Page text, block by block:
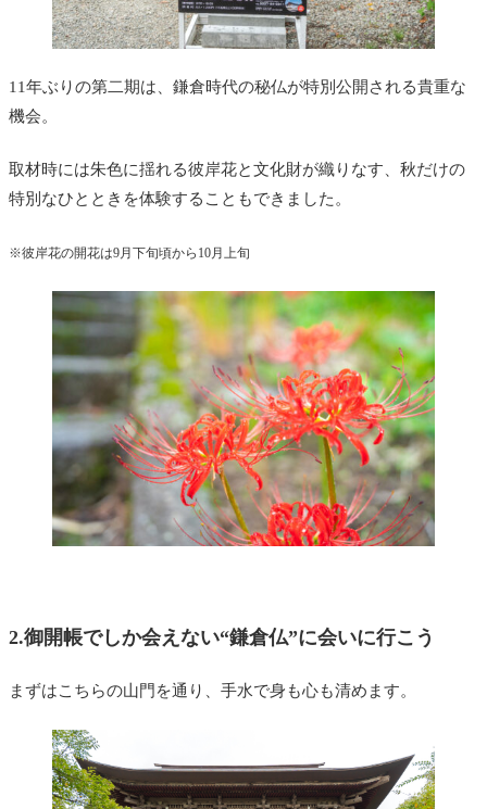
11年ぶりの第二期は、鎌倉時代の秘仏が特別公開される貴重な
機会。
取材時には朱色に揺れる彼岸花と文化財が織りなす、秋だけの
特別なひとときを体験することもできました。
※彼岸花の開花は9月下旬頃から10月上旬
2.御開帳でしか会えない“鎌倉仏”に会いに行こう
まずはこちらの山門を通り、手水で身も心も清めます。